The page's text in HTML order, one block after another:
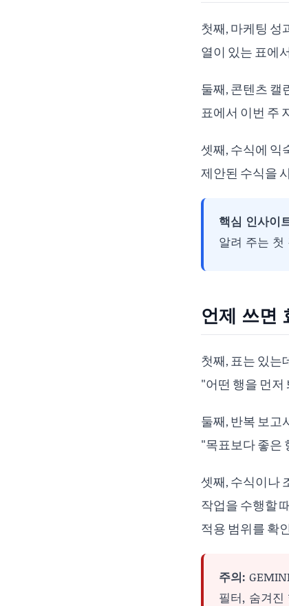
첫째, 마케팅 성
열이 있는 표에
둘째, 콘텐츠 캘
표에서 이번 주
셋째, 수식에 익
제안된 수식을
핵심 인사이
알려 주는 첫
언제 쓰면
첫째, 표는 있는
"어떤 행을 먼저
둘째, 반복 보고
"목표보다 좋은
셋째, 수식이나
작업을 수행할
적용 범위를 확
주의:
필터, 숨겨진